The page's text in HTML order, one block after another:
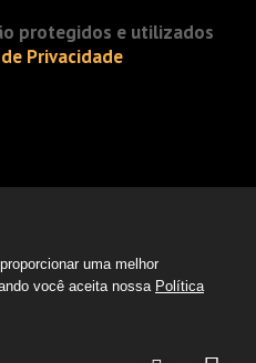
protegidos e utilizados
Privacidade
Gomes
Reservados
uma melhor
você aceita nossa Política